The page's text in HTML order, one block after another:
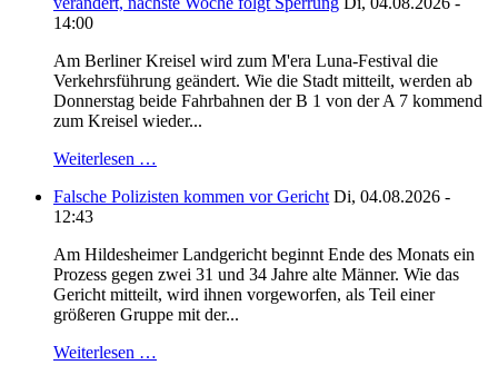
14:00
Am Berliner Kreisel wird zum M'era Luna-Festival die
Verkehrsführung geändert. Wie die Stadt mitteilt, werden ab
Donnerstag beide Fahrbahnen der B 1 von der A 7 kommend
zum Kreisel wieder...
Weiterlesen …
Falsche Polizisten kommen vor Gericht Di, 04.08.2026 -
12:43
Am Hildesheimer Landgericht beginnt Ende des Monats ein
Prozess gegen zwei 31 und 34 Jahre alte Männer. Wie das
Gericht mitteilt, wird ihnen vorgeworfen, als Teil einer
größeren Gruppe mit der...
Weiterlesen …